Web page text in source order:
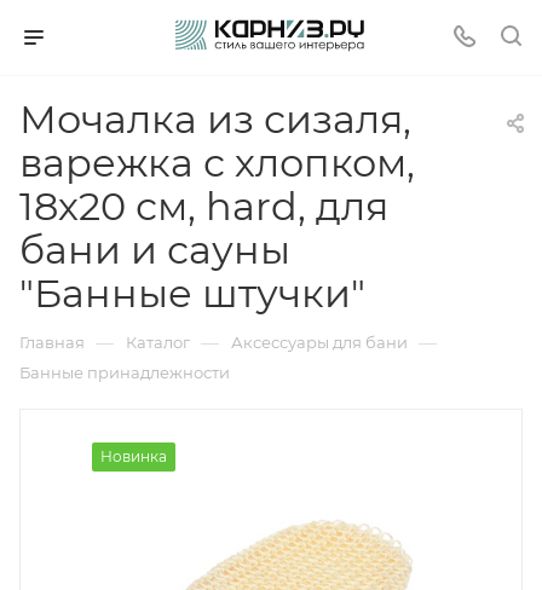
Мочалка из сизаля,
варежка с хлопком,
18х20 см, hard, для
бани и сауны
"Банные штучки"
Главная — Каталог — Аксессуары для бани —
Банные принадлежности
Новинка